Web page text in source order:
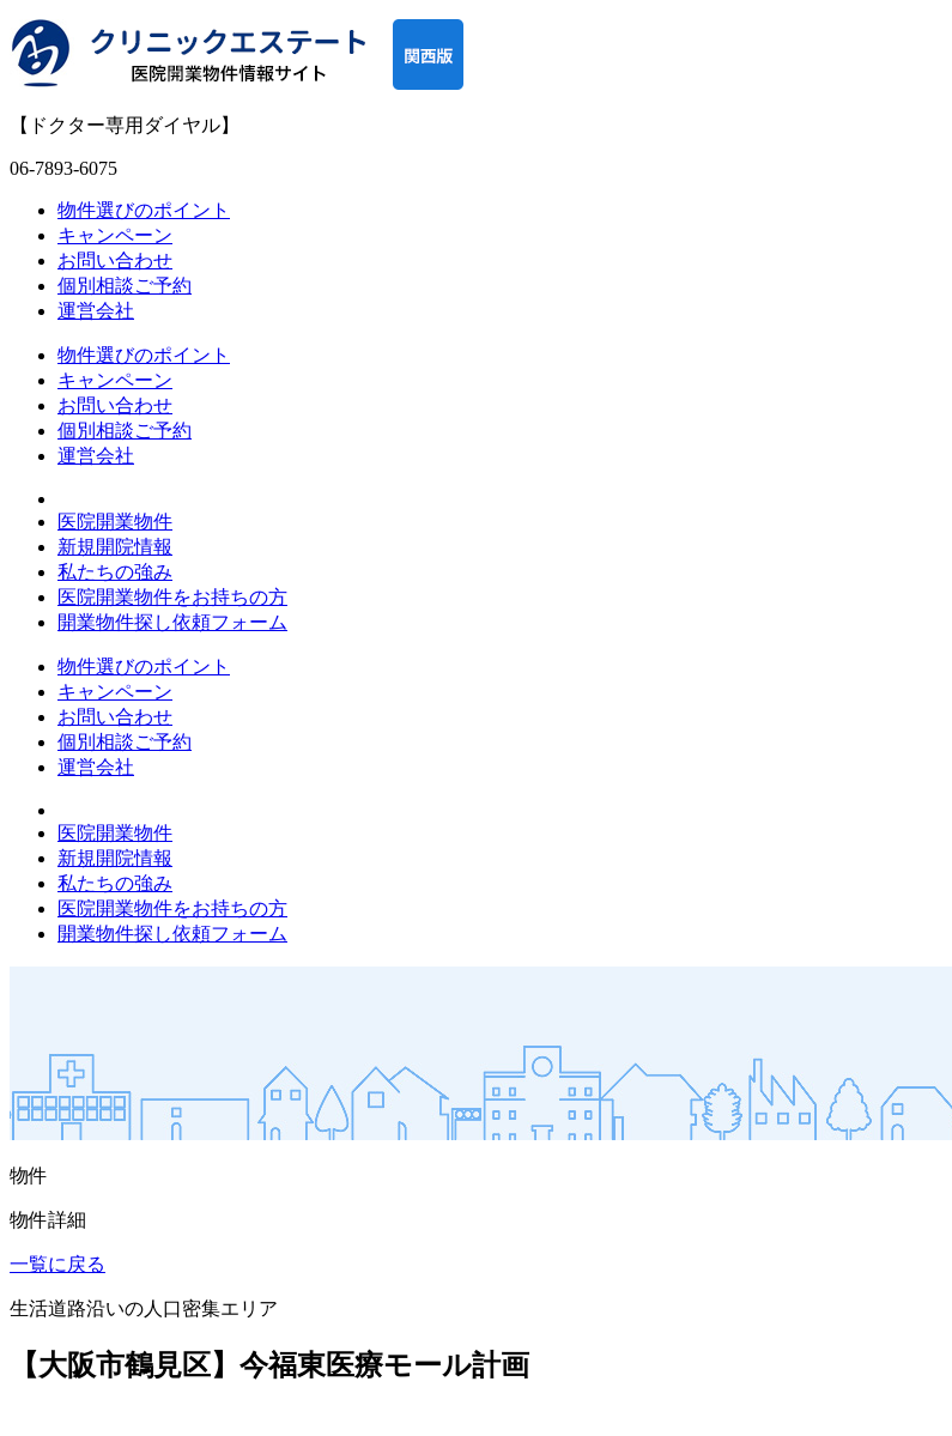
【ドクター専用ダイヤル】
06-7893-6075
物件選びのポイント
キャンペーン
お問い合わせ
個別相談ご予約
運営会社
物件選びのポイント
キャンペーン
お問い合わせ
個別相談ご予約
運営会社
医院開業物件
新規開院情報
私たちの強み
医院開業物件をお持ちの方
開業物件探し依頼フォーム
物件選びのポイント
キャンペーン
お問い合わせ
個別相談ご予約
運営会社
医院開業物件
新規開院情報
私たちの強み
医院開業物件をお持ちの方
開業物件探し依頼フォーム
物件
物件詳細
一覧に戻る
生活道路沿いの人口密集エリア
【大阪市鶴見区】今福東医療モール計画